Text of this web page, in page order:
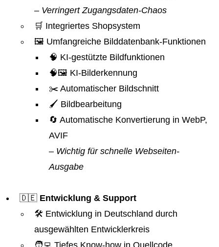
– Verringert Zugangsdaten-Chaos
🛒 Integriertes Shopsystem
🖼️ Umfangreiche Bilddatenbank-Funktionen
🧠 KI-gestützte Bildfunktionen
🧠🖼️ KI-Bilderkennung
✂️ Automatischer Bildschnitt
🖌️ Bildbearbeitung
🔄 Automatische Konvertierung in WebP,
AVIF
– Wichtig für schnelle Webseiten-
Ausgabe
🇩🇪 Entwicklung & Support
🛠️ Entwicklung in Deutschland durch
ausgewählten Entwicklerkreis
🧑‍💻 Tiefes Know-how in Quellcode,